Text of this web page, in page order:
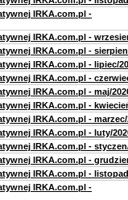
IRKA.com.pl -
IRKA.com.pl -
IRKA.com.pl -
IRKA.com.pl - lipiec/
IRKA.com.pl -
IRKA.com.pl - maj/
IRKA.com.pl -
IRKA.com.pl - marzec/
IRKA.com.pl - luty/
IRKA.com.pl -
IRKA.com.pl -
IRKA.com.pl -
IRKA.com.pl -